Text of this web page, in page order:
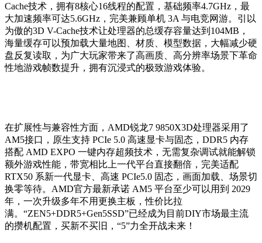
Cache技术，拥有8核心16线程的配置，基础频率4.7GHz，最
大加速频率可达5.6GHz，完美兼顾单机 3A 与电竞网游。引以
为傲的3D V-Cache技术让处理器的总缓存容量达到104MB，
海量缓存可以预加载大量地图、材质、模型数据，大幅减少硬
盘反复读取，为广大玩家带来了高画质、高分辨率场景下革命
性地游戏帧数提升，拥有沉浸式的极致游戏体验。
在扩展性与兼容性方面， AMD锐龙7 9850X3D处理器采用了
AM5接口，原生支持 PCIe 5.0 高速显卡与固态，DDR5 内存
搭配 AMD EXPO 一键内存超频技术，无需复杂调试就能解锁
额外游戏性能，带宽相比上一代平台直接翻倍，完美适配
RTX50 系新一代显卡、高速 PCIe5.0 固态，画面加载、场景切
换零等待。AMD官方最新承诺 AM5 平台至少可以用到 2029
年，一次升级多年不用更换主板，性价比拉
满。“ZEN5+DDR5+Gen5SSD”已经成为目前DIY市场最主流
的攒机配置，买新不买旧，“5”力全开战未来！